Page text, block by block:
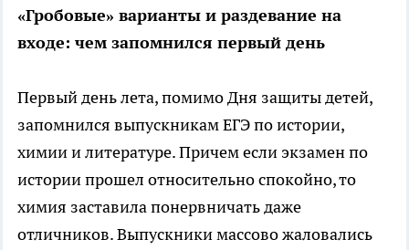
«Гробовые» варианты и раздевание на
входе: чем запомнился первый день
Первый день лета, помимо Дня защиты детей,
запомнился выпускникам ЕГЭ по истории,
химии и литературе. Причем если экзамен по
истории прошел относительно спокойно, то
химия заставила понервничать даже
отличников. Выпускники массово жаловались